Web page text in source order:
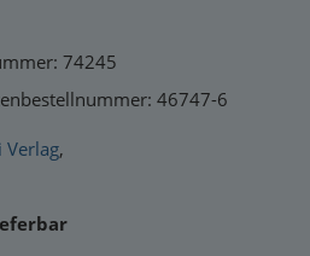
74245
46747-6
,